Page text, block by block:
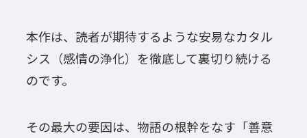
本作は、読者が期待するような安易なカタル
シス（感情の浄化）を徹底して裏切り続ける
のです。
その最大の要因は、物語の根幹をなす「善意